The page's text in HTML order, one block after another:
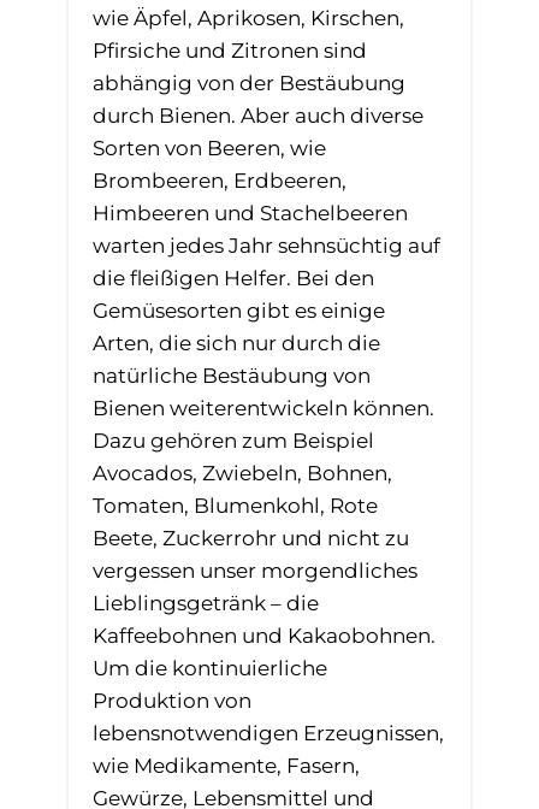
wie Äpfel, Aprikosen, Kirschen,
Pfirsiche und Zitronen sind
abhängig von der Bestäubung
durch Bienen. Aber auch diverse
Sorten von Beeren, wie
Brombeeren, Erdbeeren,
Himbeeren und Stachelbeeren
warten jedes Jahr sehnsüchtig auf
die fleißigen Helfer. Bei den
Gemüsesorten gibt es einige
Arten, die sich nur durch die
natürliche Bestäubung von
Bienen weiterentwickeln können.
Dazu gehören zum Beispiel
Avocados, Zwiebeln, Bohnen,
Tomaten, Blumenkohl, Rote
Beete, Zuckerrohr und nicht zu
vergessen unser morgendliches
Lieblingsgetränk – die
Kaffeebohnen und Kakaobohnen.
Um die kontinuierliche
Produktion von
lebensnotwendigen Erzeugnissen,
wie Medikamente, Fasern,
Gewürze, Lebensmittel und